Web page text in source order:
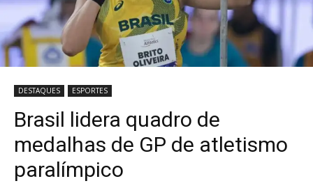
DESTAQUES ESPORTES
Brasil lidera quadro de
medalhas de GP de atletismo
paralímpico